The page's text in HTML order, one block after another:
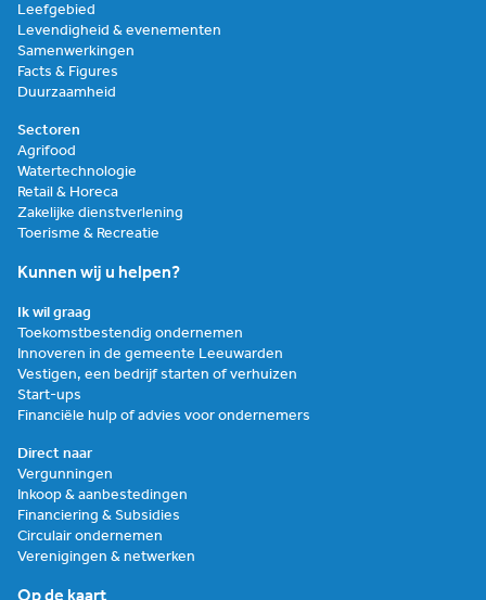
Leefgebied
Levendigheid & evenementen
Samenwerkingen
Facts & Figures
Duurzaamheid
Sectoren
Agrifood
Watertechnologie
Retail & Horeca
Zakelijke dienstverlening
Toerisme & Recreatie
Kunnen wij u helpen?
Ik wil graag
Toekomstbestendig ondernemen
Innoveren in de gemeente Leeuwarden
Vestigen, een bedrijf starten of verhuizen
Start-ups
Financiële hulp of advies voor ondernemers
Direct naar
Vergunningen
Inkoop & aanbestedingen
Financiering & Subsidies
Circulair ondernemen
Verenigingen & netwerken